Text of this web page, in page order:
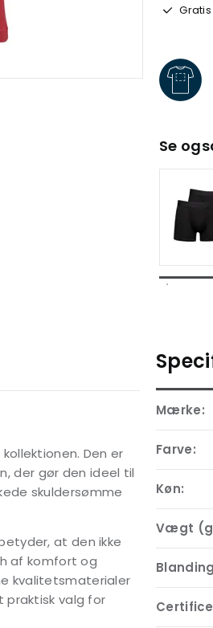
Se
Den er
der gør den ideel til
skuldersømme
at den ikke
af komfort og
kvalitetsmaterialer
praktisk valg for
Mærke:
Farve:
Køn:
Vægt